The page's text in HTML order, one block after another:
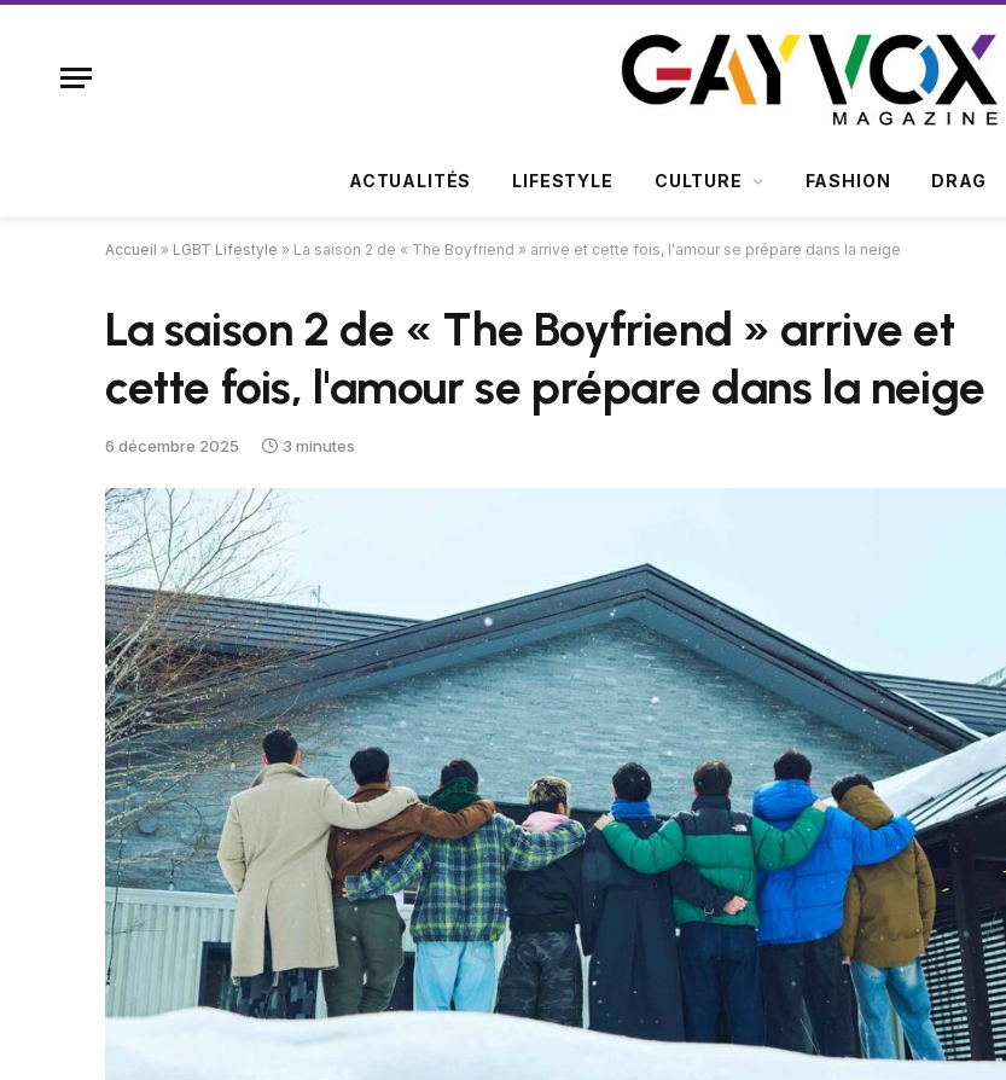
ACTUALITÉS LIFESTYLE CULTURE FASHION DRAG
Accueil » LGBT Lifestyle » La saison 2 de « The Boyfriend » arrive et cette fois, l'amour se prépare dans la neige
La saison 2 de « The Boyfriend » arrive et
cette fois, l'amour se prépare dans la neige
6 décembre 2025 3 minutes